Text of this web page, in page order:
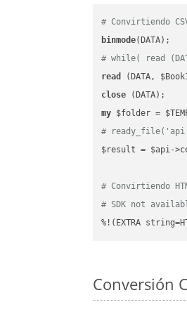
# Convirtiendo
binmode
# while( read
read
close
my $folder =
#
$result = $api-
# Convirtiendo
# SDK not
%!(EXTRA
Conversión